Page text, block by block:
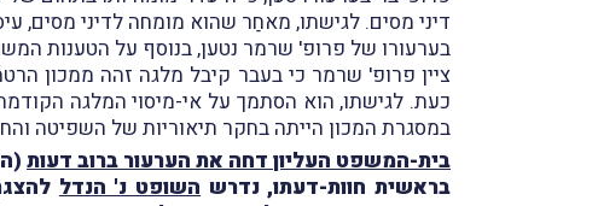
דיני מסים. לגישתו, מאחַר שהוא מומחה לדיני מסים,
בערעורו של פרופ' שרמר נטען, בנוסף על הטענות
ציין פרופ' שרמר כי בעבר קיבל מלגה זהה ממכון
כעת. לגישתו, הוא הסתמך על אי-מיסוי המלגה
במסגרת המכון הייתה בחקר תיאוריות של השפיטה
בית-המשפט העליון דחה את הערעור ברוב דעות
בראשית חוות-דעתו, נדרש השופט נ' הנדל